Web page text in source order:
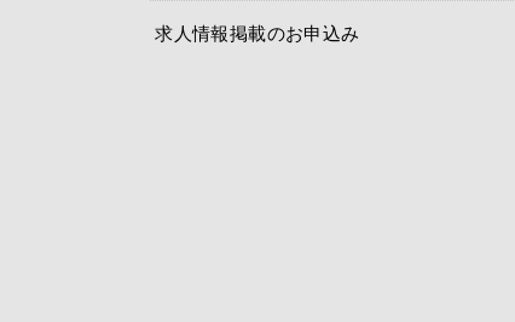
求人情報掲載のお申込み